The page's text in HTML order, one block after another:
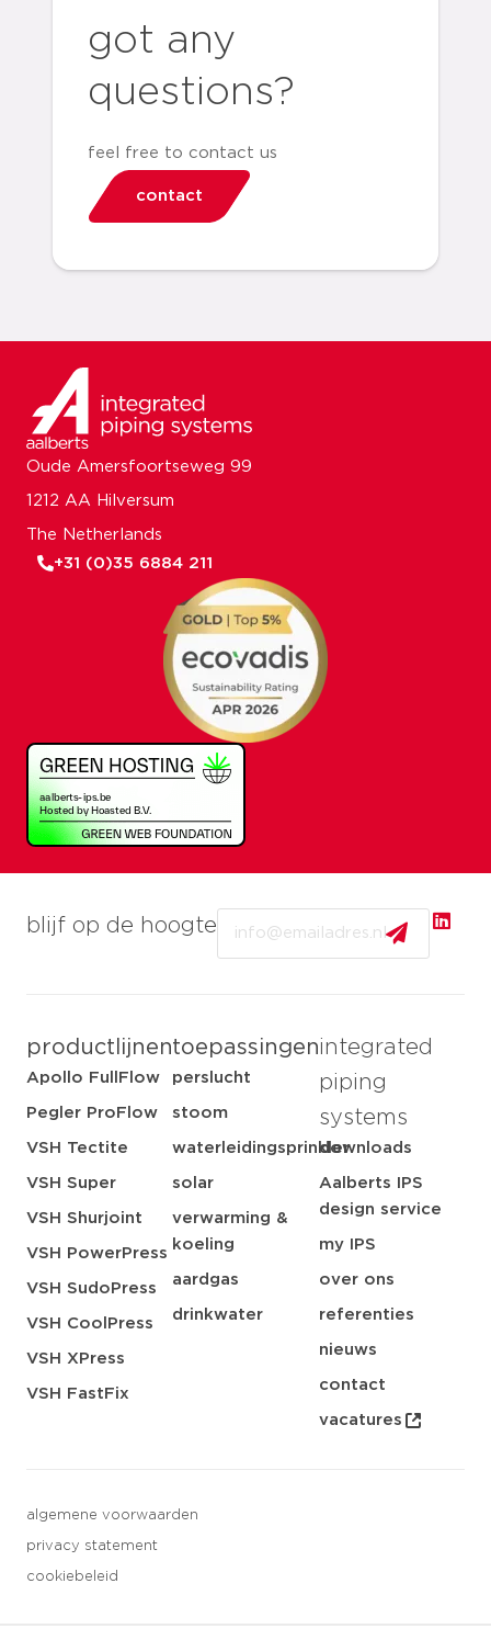
got any
questions?
feel free to contact us
contact
blijf op de hoogte
productlijnen
Apollo FullFlow
Pegler ProFlow
VSH Tectite
VSH Super
VSH Shurjoint
VSH PowerPress
VSH SudoPress
VSH CoolPress
VSH XPress
VSH FastFix
toepassingen
perslucht
stoom
waterleidingsprinkler
solar
verwarming &
koeling
aardgas
drinkwater
integrated
piping
systems
downloads
Aalberts IPS
design service
my IPS
over ons
referenties
nieuws
contact
vacatures
algemene voorwaarden
privacy statement
cookiebeleid
Oude Amersfoortseweg 99
1212 AA Hilversum
The Netherlands
+31 (0)35 6884 211